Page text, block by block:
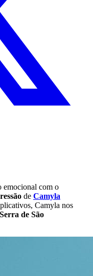
emocional com o
de Camyla
Camyla nos
Serra de São